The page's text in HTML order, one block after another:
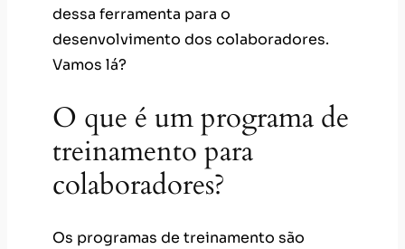
dessa ferramenta para o
desenvolvimento dos colaboradores.
Vamos lá?
O que é um programa de
treinamento para
colaboradores?
Os programas de treinamento são